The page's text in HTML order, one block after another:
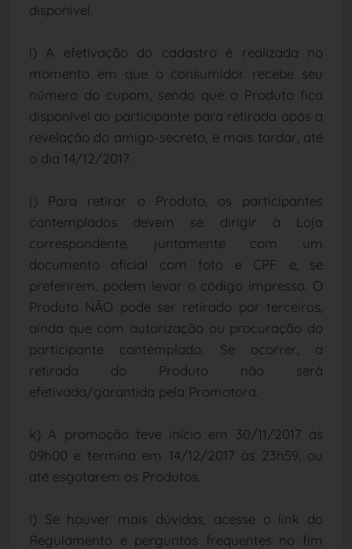
disponível.
i) A efetivação do cadastro é realizada no
momento em que o consumidor recebe seu
número do cupom, sendo que o Produto fica
disponível ao participante para retirada após a
revelação do amigo-secreto, e mais tardar, até
o dia 14/12/2017.
j) Para retirar o Produto, os participantes
contemplados devem se dirigir à Loja
correspondente, juntamente com um
documento oficial com foto e CPF e, se
preferirem, podem levar o código impresso. O
Produto NÃO pode ser retirado por terceiros,
ainda que com autorização ou procuração do
participante contemplado. Se ocorrer, a
retirada do Produto não será
efetivada/garantida pela Promotora.
k) A promoção teve início em 30/11/2017 às
09h00 e termina em 14/12/2017 às 23h59, ou
até esgotarem os Produtos.
l) Se houver mais dúvidas, acesse o link do
Regulamento e perguntas frequentes no fim